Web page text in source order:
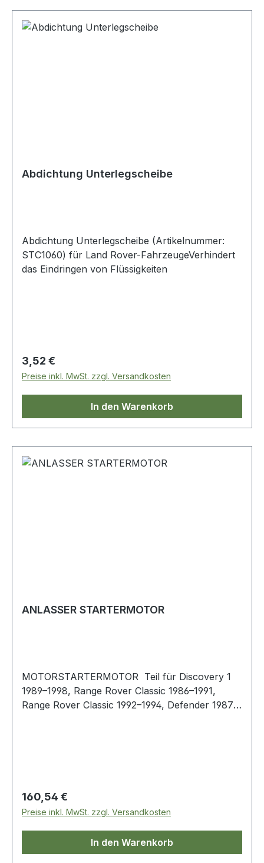
Abdichtung Unterlegscheibe
Abdichtung Unterlegscheibe (Artikelnummer:
STC1060) für Land Rover-FahrzeugeVerhindert
das Eindringen von Flüssigkeiten
Regulärer Preis:
3,52 €
Preise inkl. MwSt. zzgl. Versandkosten
In den Warenkorb
ANLASSER STARTERMOTOR
MOTORSTARTERMOTOR Teil für Discovery 1
1989–1998, Range Rover Classic 1986–1991,
Range Rover Classic 1992–1994, Defender 1987–
Regulärer Preis:
160,54 €
Preise inkl. MwSt. zzgl. Versandkosten
In den Warenkorb